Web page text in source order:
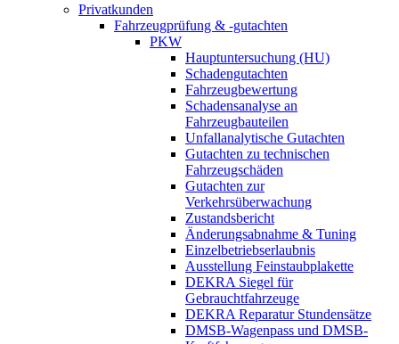
Privatkunden
Fahrzeugprüfung & -gutachten
PKW
Hauptuntersuchung (HU)
Schadengutachten
Fahrzeugbewertung
Schadensanalyse an
Fahrzeugbauteilen
Unfallanalytische Gutachten
Gutachten zu technischen
Fahrzeugschäden
Gutachten zur
Verkehrsüberwachung
Zustandsbericht
Änderungsabnahme & Tuning
Einzelbetriebserlaubnis
Ausstellung Feinstaubplakette
DEKRA Siegel für
Gebrauchtfahrzeuge
DEKRA Reparatur Stundensätze
DMSB-Wagenpass und DMSB-